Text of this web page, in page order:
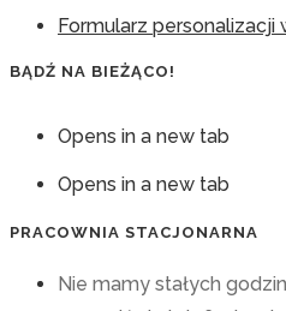
Formularz personalizacji
BĄDŹ NA BIEŻĄCO!
Opens in a new tab
Opens in a new tab
PRACOWNIA STACJONARNA
Nie mamy stałych